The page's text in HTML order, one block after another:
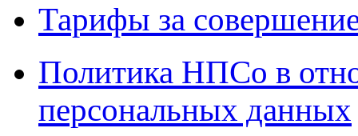
Тарифы за
Политика НПСо в
персональных данных